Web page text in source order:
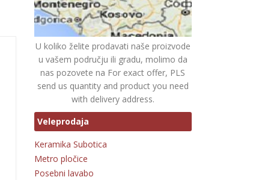
U koliko želite prodavati naše proizvode
u vašem području ili gradu, molimo da
nas pozovete na For exact offer, PLS
send us quantity and product you need
with delivery address.
Veleprodaja
Keramika Subotica
Metro pločice
Posebni lavabo